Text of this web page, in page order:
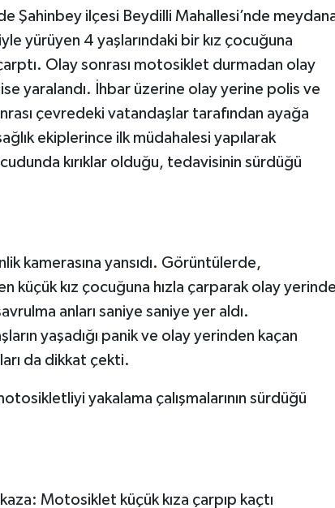
Şahinbey ilçesi Beydilli Mahallesi’nde
yürüyen 4 yaşlarındaki bir kız çocuğuna
Olay sonrası motosiklet durmadan olay
yaralandı. İhbar üzerine olay yerine polis ve
çevredeki vatandaşlar tarafından ayağa
ekiplerince ilk müdahalesi yapılarak
kırıklar olduğu, tedavisinin sürdüğü
kamerasına yansıdı. Görüntülerde,
küçük kız çocuğuna hızla çarparak olay
anları saniye saniye yer aldı.
yaşadığı panik ve olay yerinden kaçan
da dikkat çekti.
yakalama çalışmalarının sürdüğü